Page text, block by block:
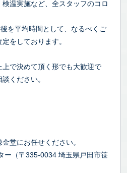
温実施など、全スタッフのコロ
を平均時間として、なるべくご
をしております。
で決めて頂く形でも大歓迎で
ください。
堂にお任せください。
ー（〒335-0034 埼玉県戸田市笹